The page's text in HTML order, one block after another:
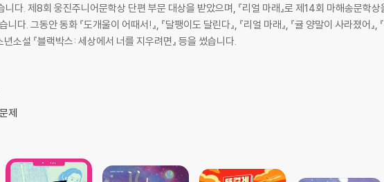
다. 제8회 웅진주니어문학상 단편 부문 대상을 받았으며, 『리얼 마래』로 제14회 마해송문학
. 그동안 동화 『도개울이 어때서!』, 『달팽이도 달린다』, 『리얼 마래』, 『귤 양말이 사라졌어』,
설 『블랙박스: 세상에서 너를 지우려면』 등을 썼습니다.
제